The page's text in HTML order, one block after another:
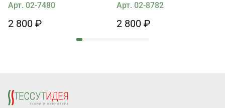
Арт. 02-7480
2 800 ₽
Арт. 02-8782
2 800 ₽